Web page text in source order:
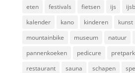
eten
festivals fietsen ijs
kalender
kano kinderen kunst
mountainbike
museum natuur
pannenkoeken
pedicure
restaurant
sauna schapen